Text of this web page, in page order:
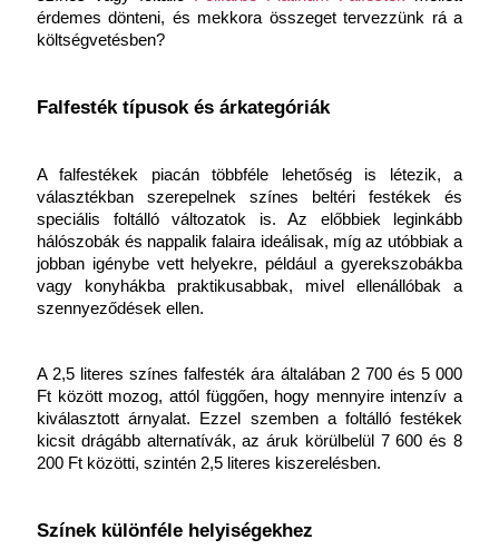
érdemes dönteni, és mekkora összeget tervezzünk rá a
költségvetésben?
Falfesték típusok és árkategóriák
A falfestékek piacán többféle lehetőség is létezik, a
választékban szerepelnek színes beltéri festékek és
speciális foltálló változatok is. Az előbbiek leginkább
hálószobák és nappalik falaira ideálisak, míg az utóbbiak a
jobban igénybe vett helyekre, például a gyerekszobákba
vagy konyhákba praktikusabbak, mivel ellenállóbak a
szennyeződések ellen.
A 2,5 literes színes falfesték ára általában 2 700 és 5 000
Ft között mozog, attól függően, hogy mennyire intenzív a
kiválasztott árnyalat. Ezzel szemben a foltálló festékek
kicsit drágább alternatívák, az áruk körülbelül 7 600 és 8
200 Ft közötti, szintén 2,5 literes kiszerelésben.
Színek különféle helyiségekhez